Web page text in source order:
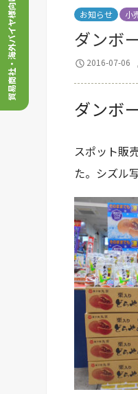
お知らせ 小
ダンボ
2016-07-06
ダンボ
スポット販
た。シズル
貿易商社・海外バイヤ様向けTOP